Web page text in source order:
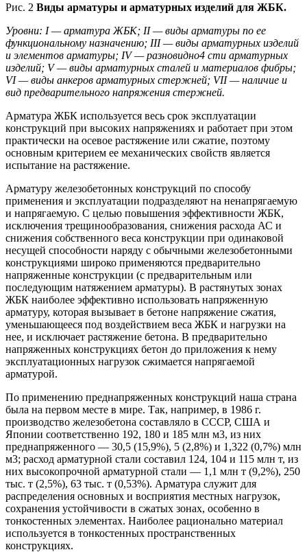
Рис. 2 Виды арматуры и арматурных изделий для ЖБК.
Уровни: I — арматура ЖБК; II — виды арматуры по ее
функциональному назначению; III — виды арматурных изделий
и элементов арматуры; IV — разновидно4 сти арматурных
изделий; V — виды арматурных сталей и материалов фибры;
VI — виды анкеров арматурных стержней; VII — наличие и
вид предварительного напряжения стержней.
Арматура ЖБК используется весь срок эксплуатации
конструкций при высоких напряжениях и работает при этом
практически на осевое растяжение или сжатие, поэтому
основным критерием ее механических свойств является
испытание на растяжение.
Арматуру железобетонных конструкций по способу
применения и эксплуатации подразделяют на ненапрягаемую
и напрягаемую. С целью повышения эффективности ЖБК,
исключения трещинообразования, снижения расхода АС и
снижения собственного веса конструкции при одинаковой
несущей способности наряду с обычными железобетонными
конструкциями широко применяются предварительно
напряженные конструкции (с предварительным или
последующим натяжением арматуры). В растянутых зонах
ЖБК наиболее эффективно использовать напряженную
арматуру, которая вызывает в бетоне напряжение сжатия,
уменьшающееся под воздействием веса ЖБК и нагрузки на
нее, и исключает растяжение бетона. В предварительно
напряженных конструкциях бетон до приложения к нему
эксплуатационных нагрузок сжимается напрягаемой
арматурой.
По применению преднапряженных конструкций наша страна
была на первом месте в мире. Так, например, в 1986 г.
производство железобетона составляло в СССР, США и
Японии соответственно 192, 180 и 185 млн м3, из них
преднапряженного — 30,5 (15,9%), 5 (2,8%) и 1,322 (0,7%) млн
м3; расход арматурной стали составил 124, 104 и 115 млн т, из
них высокопрочной арматурной стали — 1,1 млн т (9,2%), 250
тыс. т (2,5%), 63 тыс. т (0,53%). Арматура служит для
распределения основных и восприятия местных нагрузок,
сохранения устойчивости в сжатых зонах, особенно в
тонкостенных элементах. Наиболее рационально материал
используется в тонкостенных пространственных
конструкциях.